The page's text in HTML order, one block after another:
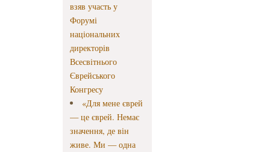
взяв участь у
Форумі
національних
директорів
Всесвітнього
Єврейського
Конгресу
«Для мене єврей
— це єврей. Немає
значення, де він
живе. Ми — одна